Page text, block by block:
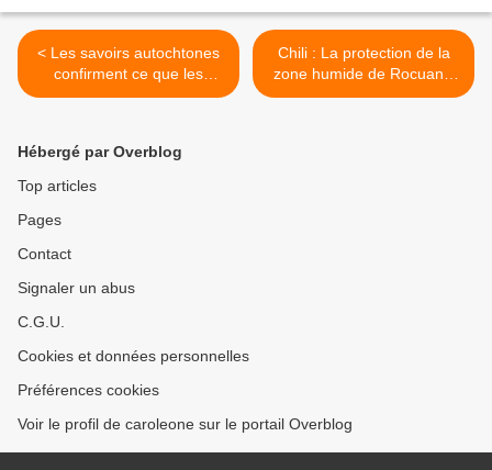
< Les savoirs autochtones
confirment ce que les
scientifiques observent : les
Chili : La protection de la
zone humide de Rocuant-
Andalién n’est pas une
Hébergé par Overblog
Top articles
Pages
Contact
Signaler un abus
C.G.U.
Cookies et données personnelles
Préférences cookies
Voir le profil de caroleone sur le portail Overblog